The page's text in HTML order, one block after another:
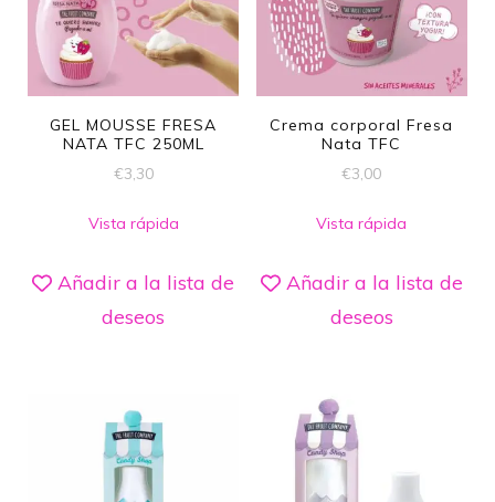
GEL MOUSSE FRESA
NATA TFC 250ML
€3,30
Vista rápida
Añadir a la lista de
deseos
Crema corporal Fresa
Nata TFC
€3,00
Vista rápida
Añadir a la lista de
deseos